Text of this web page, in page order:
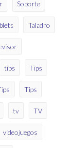
Soporte
Taladro
tips Tips
Tips
tv TV
videojuegos